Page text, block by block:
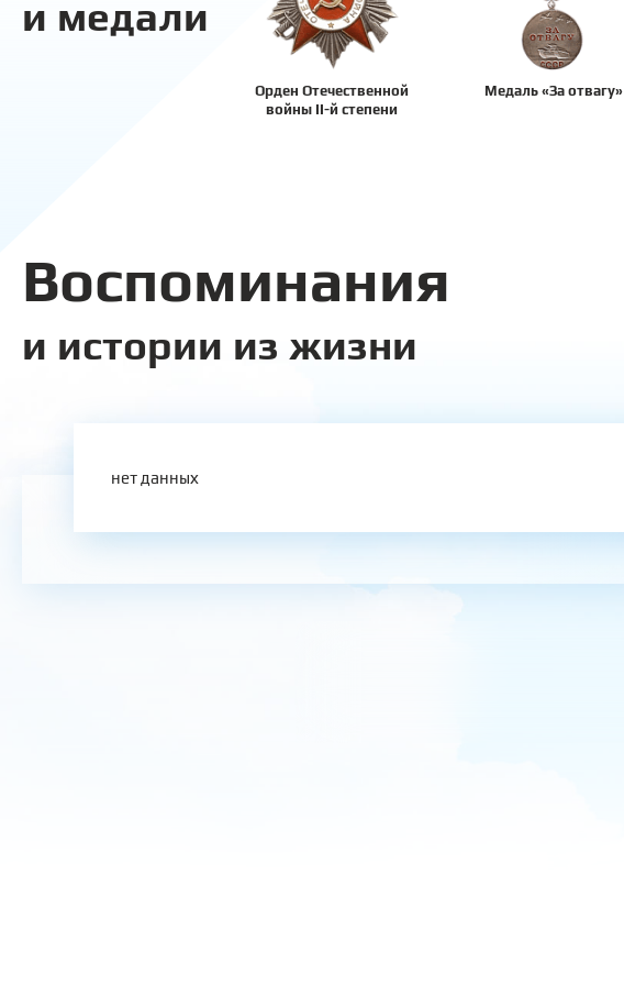
и медали
Орден Отечественной
войны II-й степени
Медаль «За отвагу»
Воспоминания
и истории из жизни
нет данных